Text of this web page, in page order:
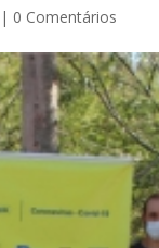
| 0 Comentários